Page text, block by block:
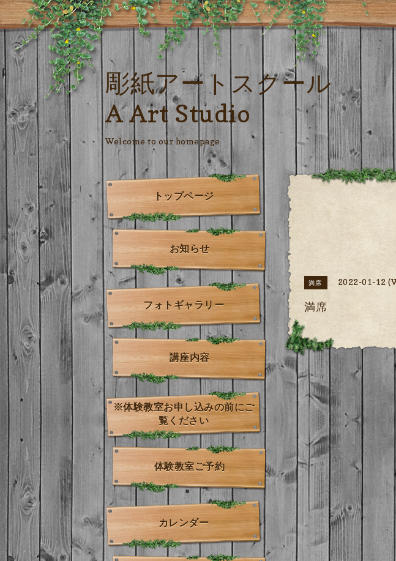
彫紙アートスクール
A Art Studio
Welcome to our homepage
満席 2022-01-12
満席
トップページ
お知らせ
フォトギャラリー
講座内容
※体験教室お申し込みの前にご
覧ください
体験教室ご予約
カレンダー